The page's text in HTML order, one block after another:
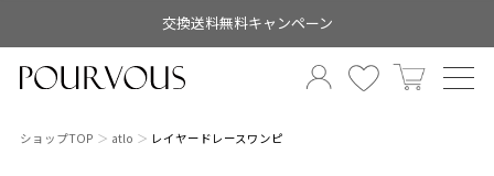
交換送料無料キャンペーン
ショップTOP atlo レイヤードレースワンピ